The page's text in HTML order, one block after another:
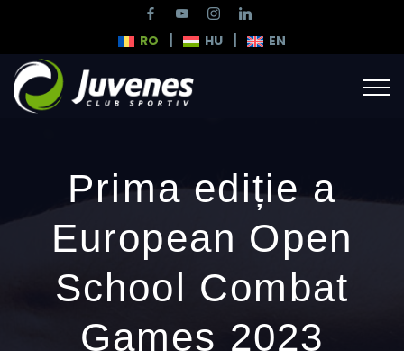
RO | HU | EN
Prima ediție a
European Open
School Combat
Games 2023